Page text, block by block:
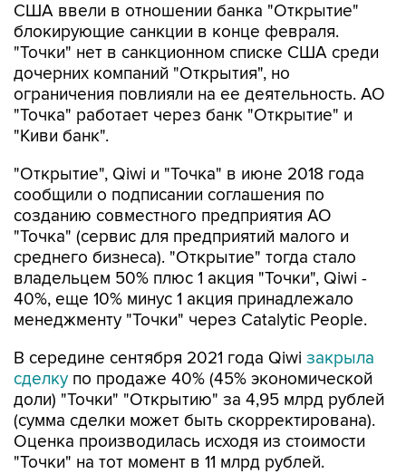
США ввели в отношении банка "Открытие"
блокирующие санкции в конце февраля.
"Точки" нет в санкционном списке США среди
дочерних компаний "Открытия", но
ограничения повлияли на ее деятельность. АО
"Точка" работает через банк "Открытие" и
"Киви банк".
"Открытие", Qiwi и "Точка" в июне 2018 года
сообщили о подписании соглашения по
созданию совместного предприятия АО
"Точка" (сервис для предприятий малого и
среднего бизнеса). "Открытие" тогда стало
владельцем 50% плюс 1 акция "Точки", Qiwi -
40%, еще 10% минус 1 акция принадлежало
менеджменту "Точки" через Catalytic People.
В середине сентября 2021 года Qiwi закрыла
сделку по продаже 40% (45% экономической
доли) "Точки" "Открытию" за 4,95 млрд рублей
(сумма сделки может быть скорректирована).
Оценка производилась исходя из стоимости
"Точки" на тот момент в 11 млрд рублей.